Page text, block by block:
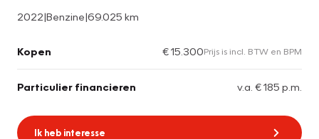
2022|Benzine|69.025 km
Kopen € 15.300Prijs is incl. BTW en BPM
Particulier financieren v.a. € 185 p.m.
Ik heb interesse